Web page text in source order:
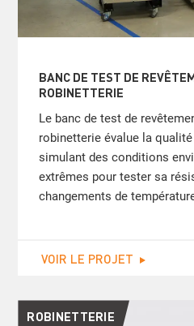
BANC DE TEST DE
ROBINETTERIE
Le banc de test de
robinetterie évalue la
simulant des conditions
extrêmes pour tester sa
changements de
VOIR LE PROJET
ROBINETTERIE